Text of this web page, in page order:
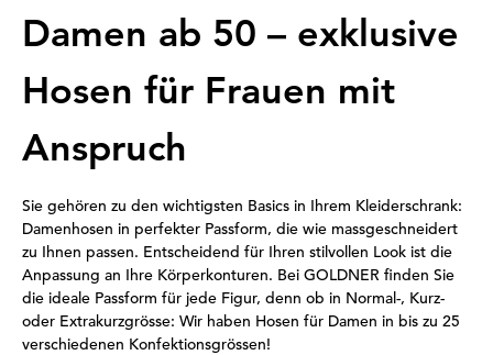
Damen ab 50 – exklusive
Hosen für Frauen mit
Anspruch
Sie gehören zu den wichtigsten Basics in Ihrem Kleiderschrank:
Damenhosen in perfekter Passform, die wie massgeschneidert
zu Ihnen passen. Entscheidend für Ihren stilvollen Look ist die
Anpassung an Ihre Körperkonturen. Bei GOLDNER finden Sie
die ideale Passform für jede Figur, denn ob in Normal-, Kurz-
oder Extrakurzgrösse: Wir haben Hosen für Damen in bis zu 25
verschiedenen Konfektionsgrössen!